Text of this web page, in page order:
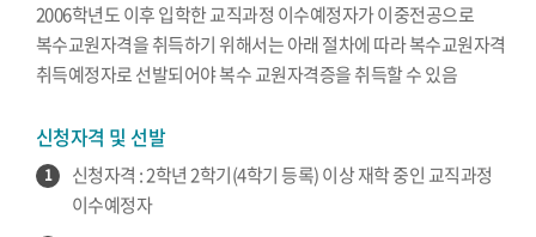
2006학년도 이후 입학한 교직과정 이수예정자가 이중전공으로
복수교원자격을 취득하기 위해서는 아래 절차에 따라 복수교원자격
취득예정자로 선발되어야 복수 교원자격증을 취득할 수 있음
신청자격 및 선발
1
신청자격 : 2학년 2학기(4학기 등록) 이상 재학 중인 교직과정
이수예정자